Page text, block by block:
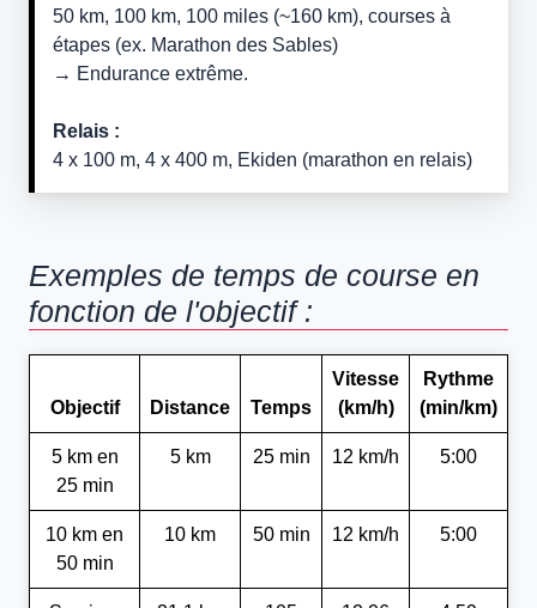
50 km, 100 km, 100 miles (~160 km), courses à
étapes (ex. Marathon des Sables)
→ Endurance extrême.
Relais :
4 x 100 m, 4 x 400 m, Ekiden (marathon en relais)
Exemples de temps de course en
fonction de l'objectif :
Objectif Distance Temps
Vitesse
(km/h)
Rythme
(min/km)
5 km en
25 min
5 km 25 min 12 km/h 5:00
10 km en
50 min
10 km 50 min 12 km/h 5:00